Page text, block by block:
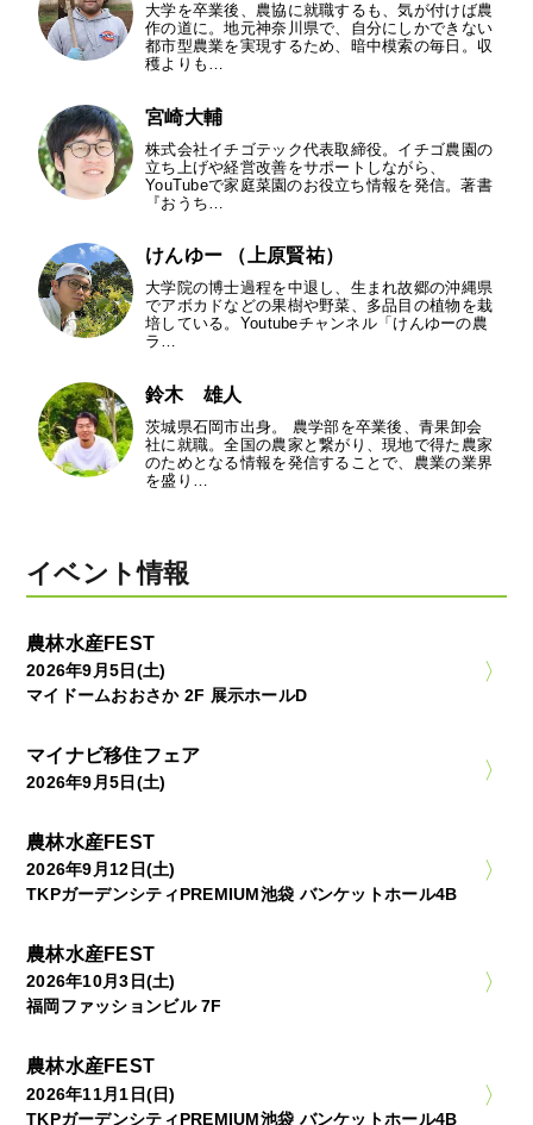
大学を卒業後、農協に就職するも、気が付けば農
作の道に。地元神奈川県で、自分にしかできない
都市型農業を実現するため、暗中模索の毎日。収
穫よりも…
宮崎大輔
株式会社イチゴテック代表取締役。イチゴ農園の
立ち上げや経営改善をサポートしながら、
YouTubeで家庭菜園のお役立ち情報を発信。著書
『おうち…
けんゆー （上原賢祐）
大学院の博士過程を中退し、生まれ故郷の沖縄県
でアボカドなどの果樹や野菜、多品目の植物を栽
培している。Youtubeチャンネル「けんゆーの農
ラ…
鈴木 雄人
茨城県石岡市出身。 農学部を卒業後、青果卸会
社に就職。全国の農家と繋がり、現地で得た農家
のためとなる情報を発信することで、農業の業界
を盛り…
イベント情報
農林水産FEST
2026年9月5日(土)
マイドームおおさか 2F 展示ホールD
マイナビ移住フェア
2026年9月5日(土)
農林水産FEST
2026年9月12日(土)
TKPガーデンシティPREMIUM池袋 バンケットホール4B
農林水産FEST
2026年10月3日(土)
福岡ファッションビル 7F
農林水産FEST
2026年11月1日(日)
TKPガーデンシティPREMIUM池袋 バンケットホール4B